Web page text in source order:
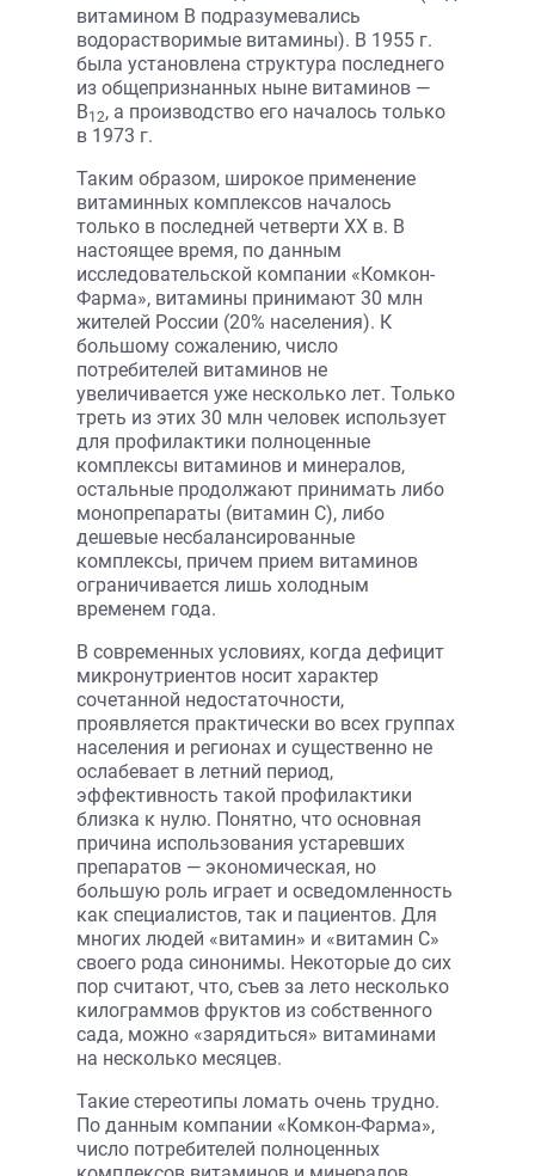
витамином В подразумевались
водорастворимые витамины). В 1955 г.
была установлена структура последнего
из общепризнанных ныне витаминов —
В12, а производство его началось только
в 1973 г.
Таким образом, широкое применение
витаминных комплексов началось
только в последней четверти ХХ в. В
настоящее время, по данным
исследовательской компании «Комкон-
Фарма», витамины принимают 30 млн
жителей России (20% населения). К
большому сожалению, число
потребителей витаминов не
увеличивается уже несколько лет. Только
треть из этих 30 млн человек использует
для профилактики полноценные
комплексы витаминов и минералов,
остальные продолжают принимать либо
монопрепараты (витамин С), либо
дешевые несбалансированные
комплексы, причем прием витаминов
ограничивается лишь холодным
временем года.
В современных условиях, когда дефицит
микронутриентов носит характер
сочетанной недостаточности,
проявляется практически во всех группах
населения и регионах и существенно не
ослабевает в летний период,
эффективность такой профилактики
близка к нулю. Понятно, что основная
причина использования устаревших
препаратов — экономическая, но
большую роль играет и осведомленность
как специалистов, так и пациентов. Для
многих людей «витамин» и «витамин С»
своего рода синонимы. Некоторые до сих
пор считают, что, съев за лето несколько
килограммов фруктов из собственного
сада, можно «зарядиться» витаминами
на несколько месяцев.
Такие стереотипы ломать очень трудно.
По данным компании «Комкон-Фарма»,
число потребителей полноценных